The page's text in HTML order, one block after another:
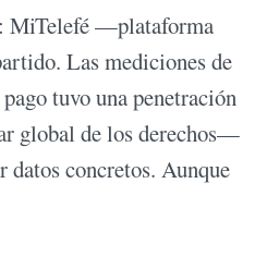
MiTelefé —plataforma
Las mediciones de
tuvo una penetración
global de los derechos—
concretos. Aunque